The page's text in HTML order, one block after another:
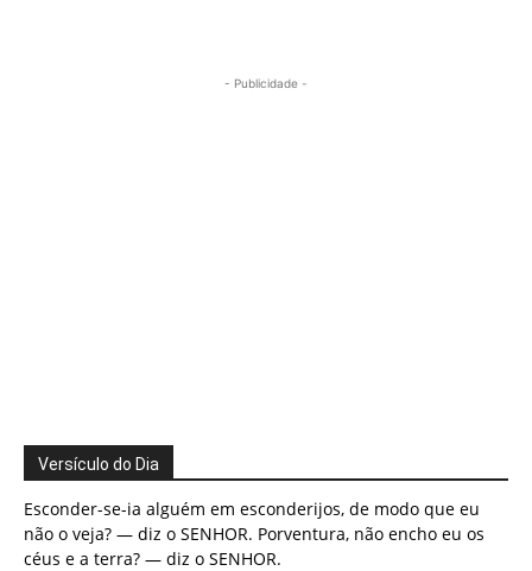
- Publicidade -
Versículo do Dia
Esconder-se-ia alguém em esconderijos, de modo que eu
não o veja? — diz o SENHOR. Porventura, não encho eu os
céus e a terra? — diz o SENHOR.